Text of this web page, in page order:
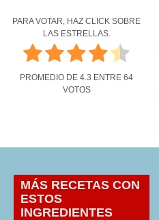
PARA VOTAR, HAZ CLICK SOBRE
LAS ESTRELLAS.
PROMEDIO DE 4.3 ENTRE 64
VOTOS
MÁS RECETAS CON
ESTOS
INGREDIENTES